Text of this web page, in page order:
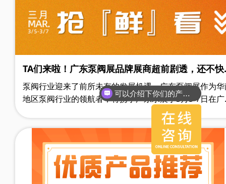
TA们来啦！广东泵阀展品牌展商超前剧透，还不
围观？
泵阀行业迎来了前所未有的发展机遇。广东泵阀展作为
地区泵阀行业的领航者，将携手广东水展于3月5-7日在
保利世贸博览馆隆重开幕，展示面积达36,000m²，汇聚
DAB、荏原、佩德罗、白云、利佰特、澳升、南元、首
西子、永力、宏久、奥兰克、凯鑫、协羽、戈斯曼、宝
800多家优质参展商，展出超20,000件产品。